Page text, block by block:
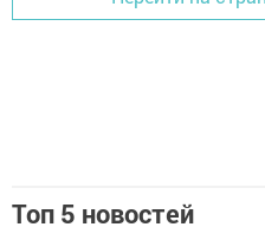
Топ 5 новостей